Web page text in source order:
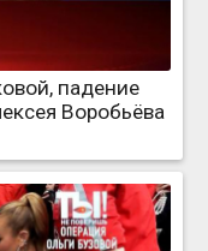
падение
Воробьёва